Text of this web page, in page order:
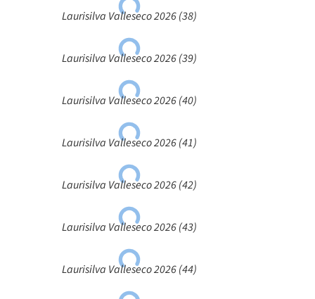
Laurisilva Valleseco 2026 (38)
Laurisilva Valleseco 2026 (39)
Laurisilva Valleseco 2026 (40)
Laurisilva Valleseco 2026 (41)
Laurisilva Valleseco 2026 (42)
Laurisilva Valleseco 2026 (43)
Laurisilva Valleseco 2026 (44)